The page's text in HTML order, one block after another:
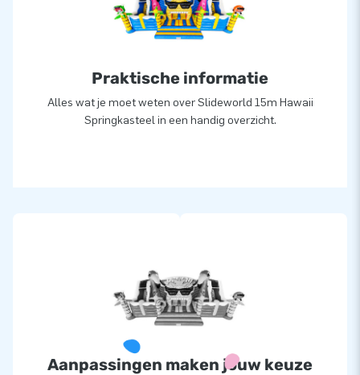
Praktische informatie
Alles wat je moet weten over Slideworld 15m Hawaii
Springkasteel in een handig overzicht.
Aanpassingen maken jouw keuze